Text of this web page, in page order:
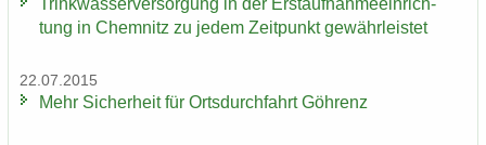
Trink­was­ser­ver­sor­gung in der Erst­auf­nah­me­ein­rich­
tung in Chem­nitz zu jedem Zeit­punkt ge­währ­leis­tet
22.07.2015
Mehr Si­cher­heit für Orts­durch­fahrt Göh­renz